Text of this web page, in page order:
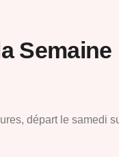
Semaine
départ le samedi